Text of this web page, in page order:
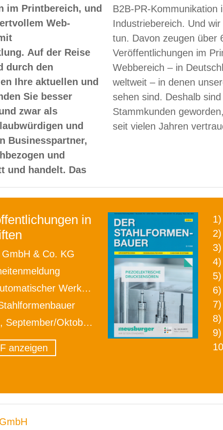
im Printbereich, und
Web-
Auf der Reise
durch den
Ihre aktuellen und
Sie besser
zwar als
und
Businesspartner,
und
und handelt. Das
B2B-PR-Kommunikation
Industriebereich. Und
tun. Davon zeugen über
Veröffentlichungen im
Webbereich – in
weltweit – in denen
sehen sind. Deshalb
Stammkunden
seit vielen Jahren
in
& Co. KG
Werkstückwechsel während des Bearbeitungsprozesses
Oktober 2019
anzeigen